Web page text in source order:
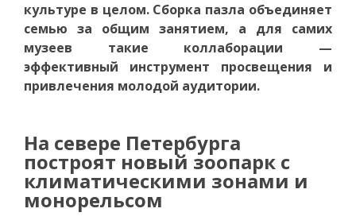
культуре в целом. Сборка пазла объединяет
семью за общим занятием, а для самих
музеев такие коллаборации —
эффективный инструмент просвещения и
привлечения молодой аудитории.
На севере Петербурга
построят новый зоопарк с
климатическими зонами и
монорельсом